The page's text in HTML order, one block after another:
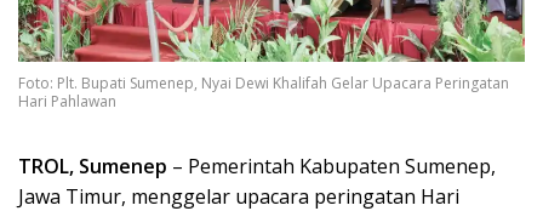
Foto: Plt. Bupati Sumenep, Nyai Dewi Khalifah Gelar Upacara Peringatan
Hari Pahlawan
TROL, Sumenep – Pemerintah Kabupaten Sumenep,
Jawa Timur, menggelar upacara peringatan Hari